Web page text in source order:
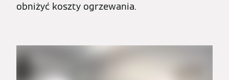
obniżyć koszty ogrzewania.